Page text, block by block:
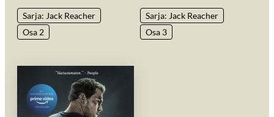
Sarja: Jack Reacher
Osa 2
Sarja: Jack Reacher
Osa 3